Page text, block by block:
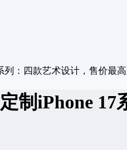
列：四款艺术设计，售价最
制iPhone